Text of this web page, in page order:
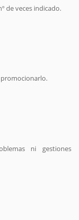
de veces indicado.
ni gestiones